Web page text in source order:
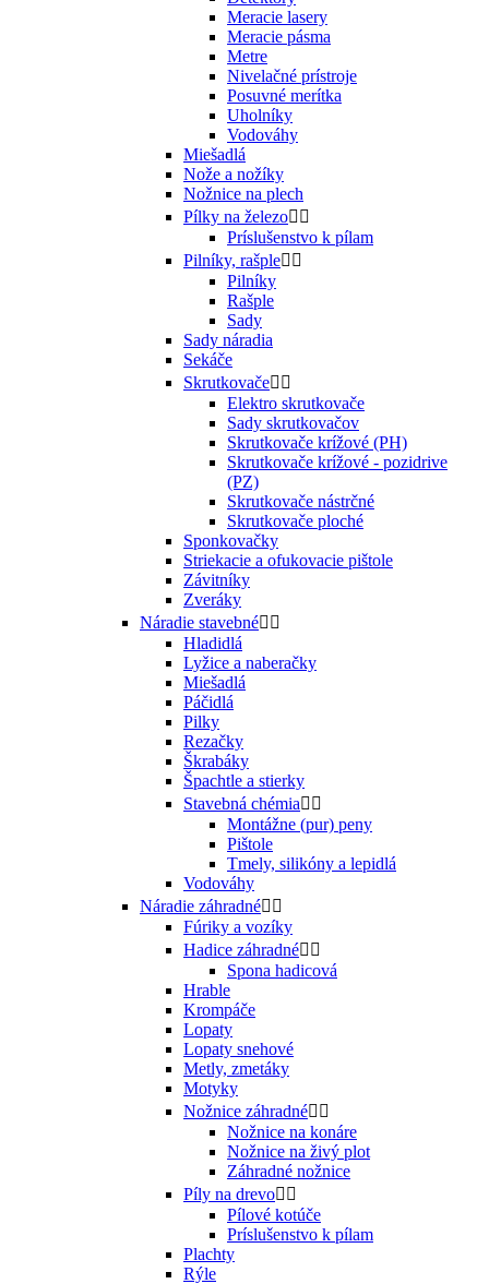
Meracie lasery
Meracie pásma
Metre
Nivelačné prístroje
Posuvné merítka
Uholníky
Vodováhy
Miešadlá
Nože a nožíky
Nožnice na plech
Pílky na železo 
Príslušenstvo k pílam
Pilníky, rašple 
Pilníky
Rašple
Sady
Sady náradia
Sekáče
Skrutkovače 
Elektro skrutkovače
Sady skrutkovačov
Skrutkovače krížové (PH)
Skrutkovače krížové - pozidrive
(PZ)
Skrutkovače nástrčné
Skrutkovače ploché
Sponkovačky
Striekacie a ofukovacie pištole
Závitníky
Zveráky
Náradie stavebné 
Hladidlá
Lyžice a naberačky
Miešadlá
Páčidlá
Pilky
Rezačky
Škrabáky
Špachtle a stierky
Stavebná chémia 
Montážne (pur) peny
Pištole
Tmely, silikóny a lepidlá
Vodováhy
Náradie záhradné 
Fúriky a vozíky
Hadice záhradné 
Spona hadicová
Hrable
Krompáče
Lopaty
Lopaty snehové
Metly, zmetáky
Motyky
Nožnice záhradné 
Nožnice na konáre
Nožnice na živý plot
Záhradné nožnice
Píly na drevo 
Pílové kotúče
Príslušenstvo k pílam
Plachty
Rýle